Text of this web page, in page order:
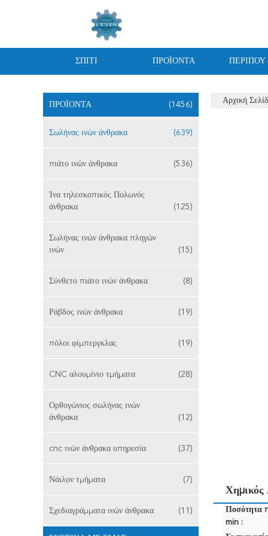
ΣΠΊΤΙ ΠΡΟΪΌΝΤΑ ΠΕΡΊΠΟΥ
ΠΡΟΪΌΝΤΑ (1456)
Σωλήνας ινών άνθρακα (639)
πιάτο ινών άνθρακα (536)
Ίνα τηλεσκοπικός Πολωνός
άνθρακα
(125)
Σωλήνας ινών άνθρακα πληγών
ινών
(15)
Σύνθετο πιάτο ινών άνθρακα (8)
Ράβδος ινών άνθρακα (19)
πόλοι φίμπεργκλας (19)
CNC αλουμίνιο τμήματα (28)
Ορθογώνιος σωλήνας ινών
άνθρακα
(12)
cnc ινών άνθρακα υπηρεσία (37)
Νάιλον τμήματα (7)
Σχεδιαγράμματα ινών άνθρακα (11)
Αρχική
Ποσότητα
min :